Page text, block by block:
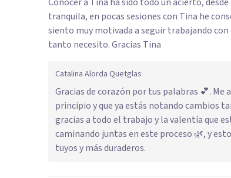
Conocer a Tina ha sido todo un acierto,
tranquila, en pocas sesiones con Tina he
siento muy motivada a seguir trabajando con
tanto necesito. Gracias Tina
Catalina Alorda Quetglas
Gracias de corazón por tus palabras 💕.
principio y que ya estás notando cambios
gracias a todo el trabajo y la valentía que
caminando juntas en este proceso 🌿, y
tuyos y más duraderos.